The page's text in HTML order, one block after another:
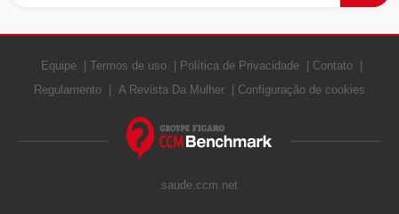
Equipe Termos de uso Política de Privacidade
Contato
Regulamento
A Revista Da Mulher Configuração de cookies
saude.ccm.net